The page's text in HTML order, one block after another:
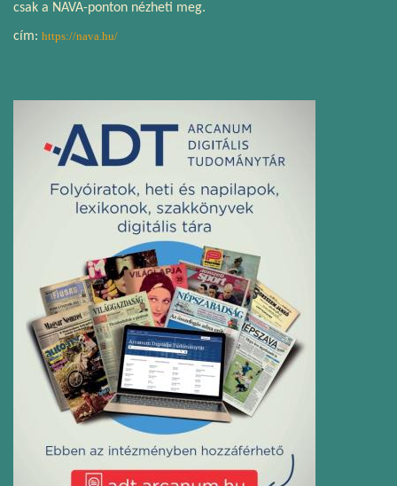
csak a NAVA-ponton nézheti meg.
cím: https://nava.hu/